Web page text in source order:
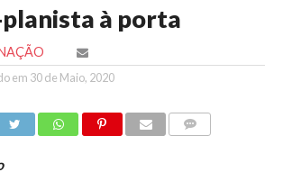
à porta
em 30 de Maio, 2020